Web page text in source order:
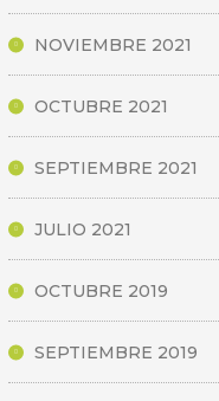
NOVIEMBRE 2021
OCTUBRE 2021
SEPTIEMBRE 2021
JULIO 2021
OCTUBRE 2019
SEPTIEMBRE 2019